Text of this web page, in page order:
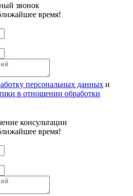
звонок
время!
персональных данных и
в отношении обработки
консультации
время!